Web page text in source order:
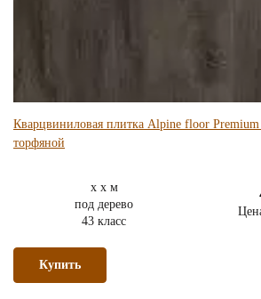
Кварцвиниловая плитка Alpine floor
торфяной
x x м
под дерево
43 класс
Купить